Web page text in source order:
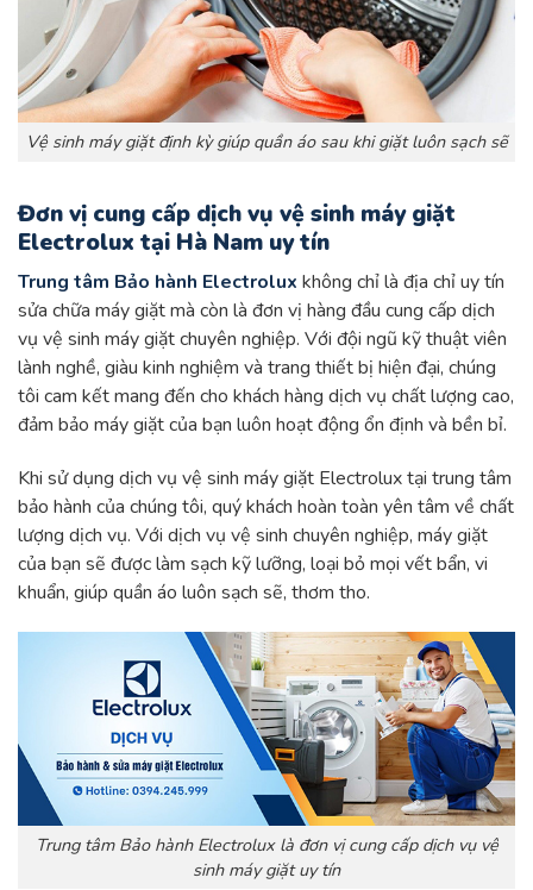
Vệ sinh máy giặt định kỳ giúp quần áo sau khi giặt luôn sạch sẽ
Đơn vị cung cấp dịch vụ vệ sinh máy giặt
Electrolux tại Hà Nam uy tín
Trung tâm Bảo hành Electrolux không chỉ là địa chỉ uy tín
sửa chữa máy giặt mà còn là đơn vị hàng đầu cung cấp dịch
vụ vệ sinh máy giặt chuyên nghiệp. Với đội ngũ kỹ thuật viên
lành nghề, giàu kinh nghiệm và trang thiết bị hiện đại, chúng
tôi cam kết mang đến cho khách hàng dịch vụ chất lượng cao,
đảm bảo máy giặt của bạn luôn hoạt động ổn định và bền bỉ.
Khi sử dụng dịch vụ vệ sinh máy giặt Electrolux tại trung tâm
bảo hành của chúng tôi, quý khách hoàn toàn yên tâm về chất
lượng dịch vụ. Với dịch vụ vệ sinh chuyên nghiệp, máy giặt
của bạn sẽ được làm sạch kỹ lưỡng, loại bỏ mọi vết bẩn, vi
khuẩn, giúp quần áo luôn sạch sẽ, thơm tho.
Trung tâm Bảo hành Electrolux là đơn vị cung cấp dịch vụ vệ
sinh máy giặt uy tín